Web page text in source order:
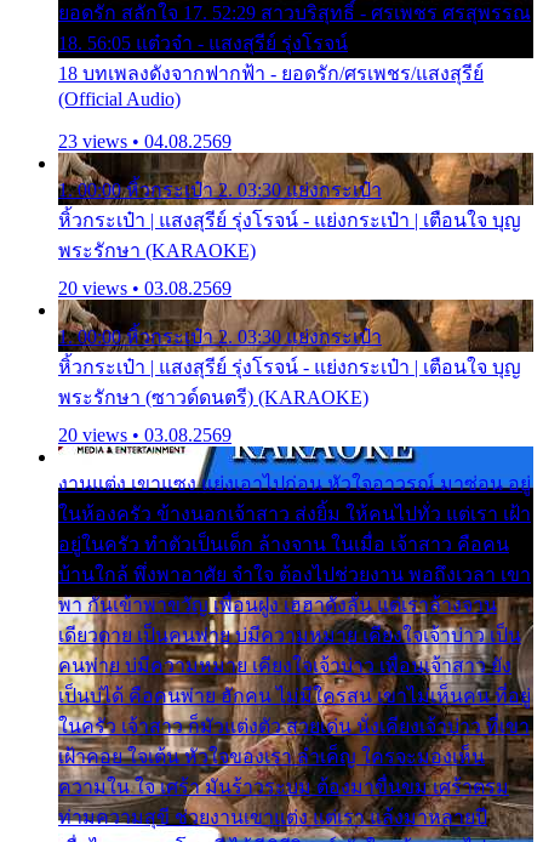
ยอดรัก สลักใจ 17. 52:29 สาวบริสุทธิ์ - ศรเพชร ศรสุพรรณ
18. 56:05 แต๋วจ๋า - แสงสุรีย์ รุ่งโรจน์
18 บทเพลงดังจากฟากฟ้า - ยอดรัก/ศรเพชร/แสงสุรีย์
(Official Audio)
23 views • 04.08.2569
1. 00:00 หิ้วกระเป๋า 2. 03:30 แย่งกระเป๋า
หิ้วกระเป๋า | แสงสุรีย์ รุ่งโรจน์ - แย่งกระเป๋า | เตือนใจ บุญ
พระรักษา (KARAOKE)
20 views • 03.08.2569
1. 00:00 หิ้วกระเป๋า 2. 03:30 แย่งกระเป๋า
หิ้วกระเป๋า | แสงสุรีย์ รุ่งโรจน์ - แย่งกระเป๋า | เตือนใจ บุญ
พระรักษา (ซาวด์ดนตรี) (KARAOKE)
20 views • 03.08.2569
งานแต่ง เขาแซง แย่งเอาไปก่อน หัวใจอาวรณ์ มาซ่อน อยู่
ในห้องครัว ข้างนอกเจ้าสาว ส่งยิ้ม ให้คนไปทั่ว แต่เรา เฝ้า
อยู่ในครัว ทำตัวเป็นเด็ก ล้างจาน ในเมื่อ เจ้าสาว คือคน
บ้านใกล้ พึ่งพาอาศัย จำใจ ต้องไปช่วยงาน พอถึงเวลา เขา
พา กันเข้าพาขวัญ เพื่อนฝูง เฮฮาดังลั่น แต่เราล้างจาน
เดียวดาย เป็นคนพ่าย บ่มีความหมาย เคียงใจเจ้าบ่าว เป็น
คนพ่าย บ่มีความหมาย เคียงใจเจ้าบ่าว เพื่อนเจ้าสาว ยัง
เป็นบ่ได้ คือคนพ่าย ฮักคน ไม่มีใครสน เขาไม่เห็นคน ที่อยู่
ในครัว เจ้าสาว ก็มัวแต่งตัว สวยเด่น นั่งเคียงเจ้าบ่าว ที่เขา
เฝ้าคอย ใจเต้น หัวใจของเรา ลำเค็ญ ใครจะมองเห็น
ความใน ใจ เศร้า มันร้าวระบม ต้องมาขื่นขม เศร้าตรม
ท่ามความสุขี ช่วยงานเขาแต่ง แต่เรา แล้งมาหลายปี